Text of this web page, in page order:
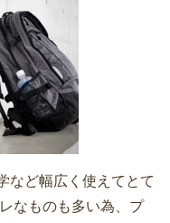
など幅広く使えてとて
なものも多い為、プ